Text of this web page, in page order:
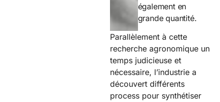
également en
grande quantité.
Parallèlement à cette
recherche agronomique un
temps judicieuse et
nécessaire, l’industrie a
découvert différents
process pour synthétiser